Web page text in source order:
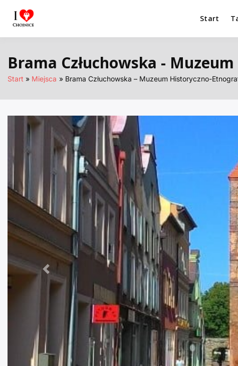
Start
Brama Człuchowska -
Start Miejsca Brama Człuchowska – Muzeum Historyczno-
Poprzednie